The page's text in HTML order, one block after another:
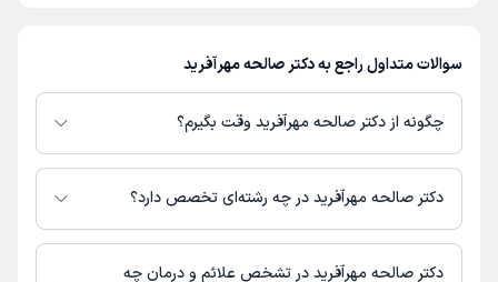
سوالات متداول راجع به دکتر صالحه مهرآفرید
چگونه از دکتر صالحه مهرآفرید وقت بگیرم؟
در صورتی کهدکتر صالحه مهرآفریددارای پروفایل فعال و نوبت‌دهی باز در پلتفرم
دکترتو باشند، می‌توانید از طریق این پلتفرم برای دریافت نوبت اقدام کنید. در
مطب، شماره تماس، برنامه حضور در مطب، تصاویر پزشک، ساعات کاری و سایر
اطلاعات مرتبط با خدمات پزشکی و نوبت‌گیری ممکن است در پروفایل ایشان در
دکتر صالحه مهرآفرید در چه رشته‌ای تخصص دارد؟
دکتر صالحه مهرآفرید در رشته‌های زیر (پزشکی) تخصص دارند:
عمومی
دکتر صالحه مهرآفرید در تشخص علائم و درمان چه